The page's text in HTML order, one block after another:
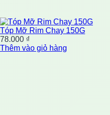
Tóp Mỡ Rim Chay 150G
78.000 ₫
Thêm vào giỏ hàng